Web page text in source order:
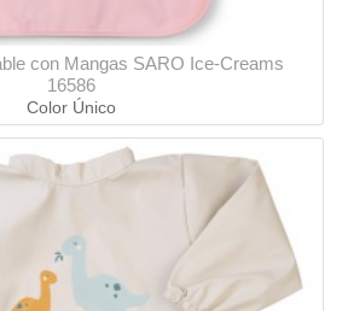
con Mangas SARO Ice-Creams
16586
Color Único